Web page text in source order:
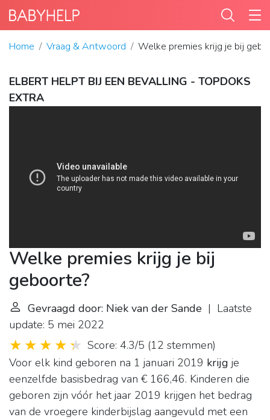
Home Vraag & Antwoord Welke premies krijg je bij
ELBERT HELPT BIJ EEN BEVALLING - TOPDOKS
EXTRA
Welke premies krijg je bij
geboorte?
Gevraagd door: Niek van der Sande | Laatste
update: 5 mei 2022
Score: 4.3/5 (12 stemmen)
Voor elk kind geboren na 1 januari 2019 krijg je
eenzelfde basisbedrag van € 166,46. Kinderen die
geboren zijn vóór het jaar 2019 krijgen het bedrag
van de vroegere kinderbijslag aangevuld met een